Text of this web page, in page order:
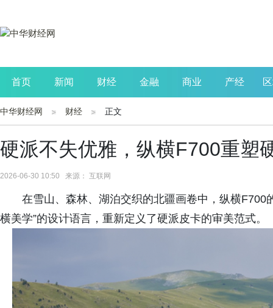
首页 新闻 财经 金融 商业 产经
公司 生活 读书
中华财经网 财经 正文
硬派不失优雅，纵横F700重塑
2026-06-30 10:50 来源： 互联网
在雪山、森林、湖泊交织的北疆画卷中，纵横F700
横美学”的设计语言，重新定义了硬派皮卡的审美范式。